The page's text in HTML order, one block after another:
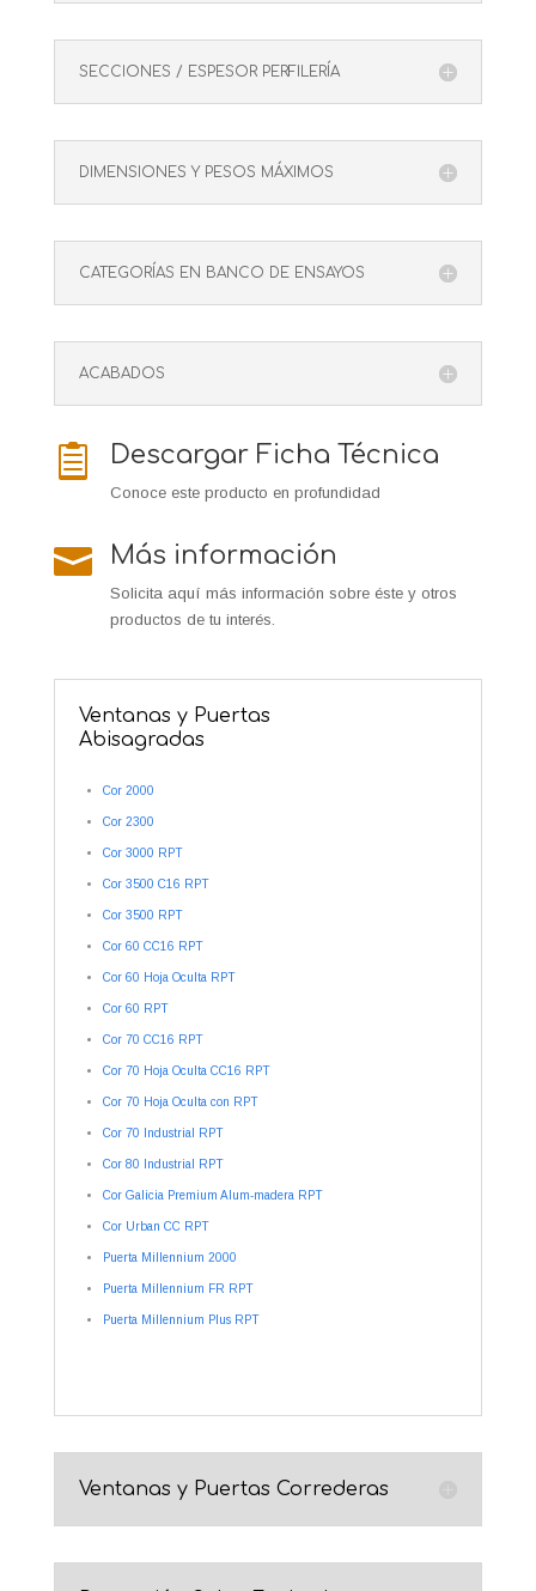
SECCIONES / ESPESOR PERFILERÍA
DIMENSIONES Y PESOS MÁXIMOS
CATEGORÍAS EN BANCO DE ENSAYOS
ACABADOS
 Descargar Ficha Técnica
Conoce este producto en profundidad
 Más información
Solicita aquí más información sobre éste y otros
productos de tu interés.
Ventanas y Puertas
Abisagradas
Cor 2000
Cor 2300
Cor 3000 RPT
Cor 3500 C16 RPT
Cor 3500 RPT
Cor 60 CC16 RPT
Cor 60 Hoja Oculta RPT
Cor 60 RPT
Cor 70 CC16 RPT
Cor 70 Hoja Oculta CC16 RPT
Cor 70 Hoja Oculta con RPT
Cor 70 Industrial RPT
Cor 80 Industrial RPT
Cor Galicia Premium Alum-madera RPT
Cor Urban CC RPT
Puerta Millennium 2000
Puerta Millennium FR RPT
Puerta Millennium Plus RPT
Ventanas y Puertas Correderas